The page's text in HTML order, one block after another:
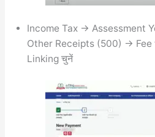
Income Tax → Assessment
Other Receipts (500) → Fee
Linking चुनें